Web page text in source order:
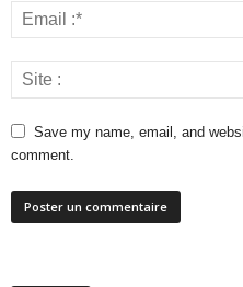
Save my name, email, and
comment.